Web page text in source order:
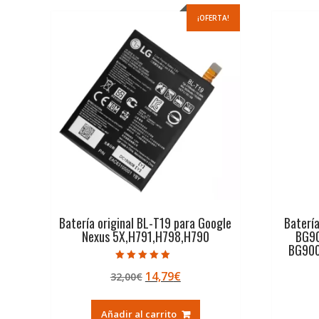
¡OFERTA!
Batería original BL-T19 para Google
Nexus 5X,H791,H798,H790
5.00
de 5
32,00€ El
original
14,79€El
actual
Añadir al carrito